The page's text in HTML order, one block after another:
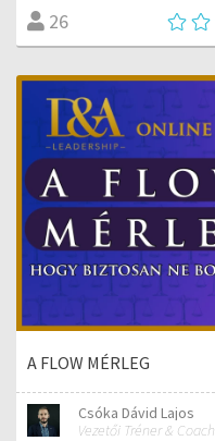
26
A FLOW MÉRLEG
Csóka Dávid Lajos
Vezetői Tréner & Coach